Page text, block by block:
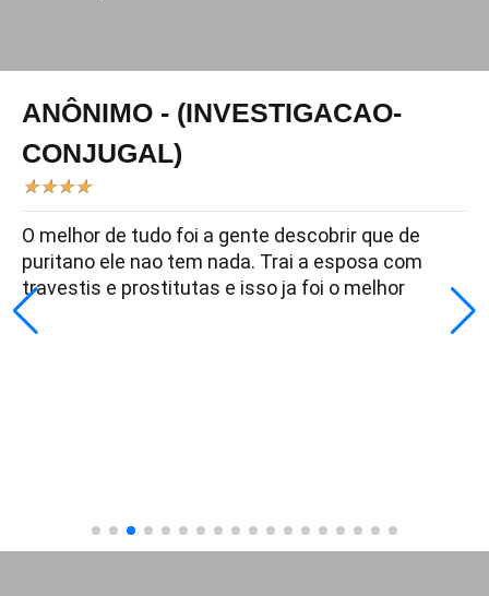
ANÔNIMO - (INVESTIGACAO-
CONJUGAL)
★★★★
O melhor de tudo foi a gente descobrir que de
puritano ele nao tem nada. Trai a esposa com
travestis e prostitutas e isso ja foi o melhor